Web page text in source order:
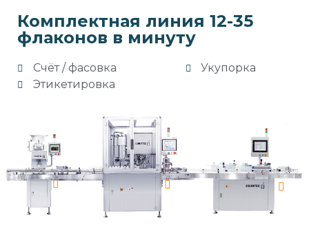
Комплектная линия 12-35
флаконов в минуту
Счёт / фасовка
Укупорка
Этикетировка